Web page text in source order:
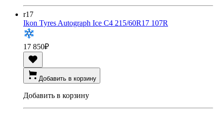
r17
Ikon Tyres Autograph Ice C4 215/60R17 107R
17 850₽
Добавить в корзину
Добавить в корзину